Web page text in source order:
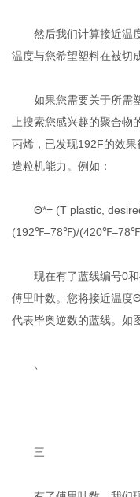
然后我们计算接近温度
温度与您希望塑料在被切
如果您需要关于所需塑
上搜索您感兴趣的聚合物
丙烯，已发现192F的效
造粒机能力。例如：
Θ*= (T plastic,
(192℉–78℉)/
现在有了蓝线编号0和
傅里叶数。您将接近温度
代表毕奥逆数的蓝线。如
、
三